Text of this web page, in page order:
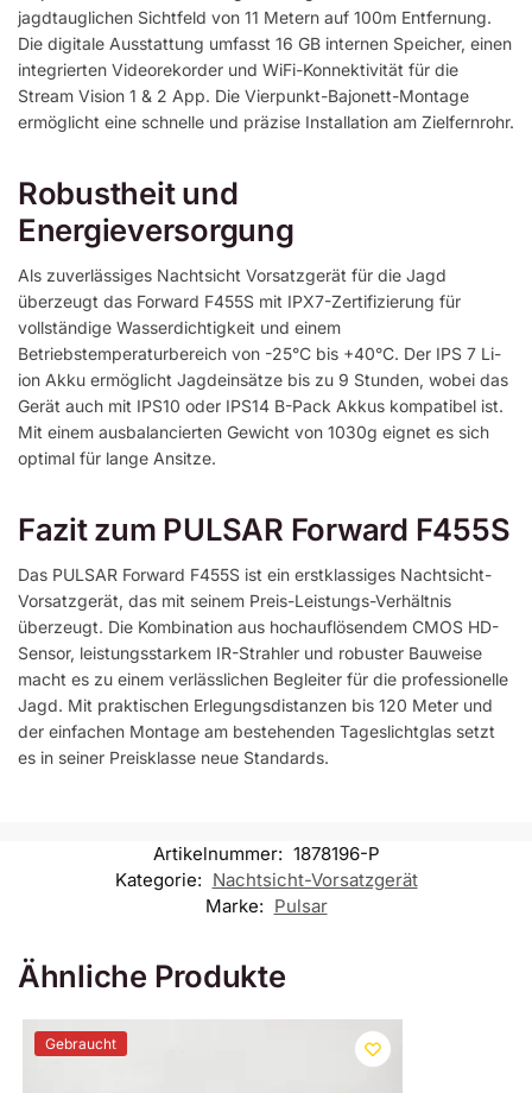
jagdtauglichen Sichtfeld von 11 Metern auf 100m Entfernung.
Die digitale Ausstattung umfasst 16 GB internen Speicher, einen
integrierten Videorekorder und WiFi-Konnektivität für die
Stream Vision 1 & 2 App. Die Vierpunkt-Bajonett-Montage
ermöglicht eine schnelle und präzise Installation am Zielfernrohr.
Robustheit und
Energieversorgung
Als zuverlässiges Nachtsicht Vorsatzgerät für die Jagd
überzeugt das Forward F455S mit IPX7-Zertifizierung für
vollständige Wasserdichtigkeit und einem
Betriebstemperaturbereich von -25°C bis +40°C. Der IPS 7 Li-
ion Akku ermöglicht Jagdeinsätze bis zu 9 Stunden, wobei das
Gerät auch mit IPS10 oder IPS14 B-Pack Akkus kompatibel ist.
Mit einem ausbalancierten Gewicht von 1030g eignet es sich
optimal für lange Ansitze.
Fazit zum PULSAR Forward F455S
Das PULSAR Forward F455S ist ein erstklassiges Nachtsicht-
Vorsatzgerät, das mit seinem Preis-Leistungs-Verhältnis
überzeugt. Die Kombination aus hochauflösendem CMOS HD-
Sensor, leistungsstarkem IR-Strahler und robuster Bauweise
macht es zu einem verlässlichen Begleiter für die professionelle
Jagd. Mit praktischen Erlegungsdistanzen bis 120 Meter und
der einfachen Montage am bestehenden Tageslichtglas setzt
es in seiner Preisklasse neue Standards.
Artikelnummer: 1878196-P
Kategorie: Nachtsicht-Vorsatzgerät
Marke: Pulsar
Ähnliche Produkte
Gebraucht